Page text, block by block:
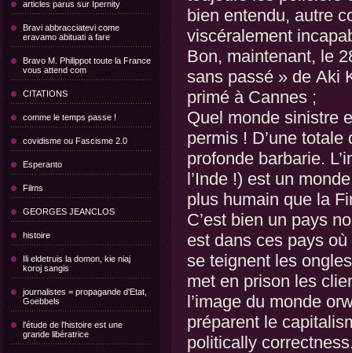
articles parus sur Ipernity
Bravi abbracciatevi come
eravamo abituati a fare
Bravo M. Philippot toute la France
vous attend com
CITATIONS
comme le temps passe !
covidisme ou Fascisme 2.0
Esperanto
Films
GEORGES JEANCLOS
histoire
Ili eldetruis la domon, kie niaj
koroj sangis
journalistes = propagande d'Etat,
Goebbels
l'étude de l'histoire est une
grande libératrice
bien entendu, autre
viscéralement
Bon, maintenant, le
sans passé » de Aki
primé à Cannes ;
Quel monde sinistre
permis ! D’une totale
profonde barbarie.
l’Inde !) est un
plus humain que la
C’est bien un pays
est dans ces pays
se teignent les
met en prison les
l’image du monde
préparent le
politically